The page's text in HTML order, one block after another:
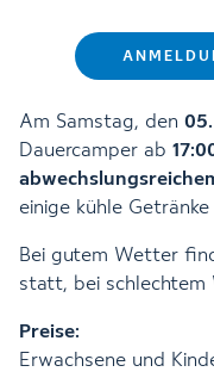
Am Samstag, den
Dauercamper ab
einige kühle
Bei gutem Wetter
statt, bei schlechtem
Preise:
Erwachsene und